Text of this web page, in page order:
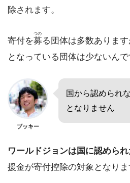
除されます。
寄付を募
つの
る団体は多数ありま
となっている団体は少ないんで
ブッキー
国から認められ
となりません
ワールドジョンは国に認めら
援金が寄付控除の対象となりま